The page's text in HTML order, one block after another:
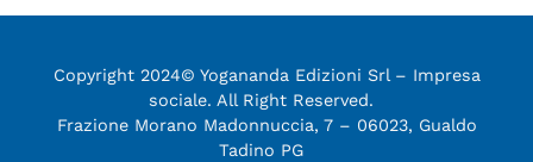
Copyright 2024© Yogananda Edizioni Srl – Impresa
sociale. All Right Reserved.
Frazione Morano Madonnuccia, 7 – 06023, Gualdo
Tadino PG